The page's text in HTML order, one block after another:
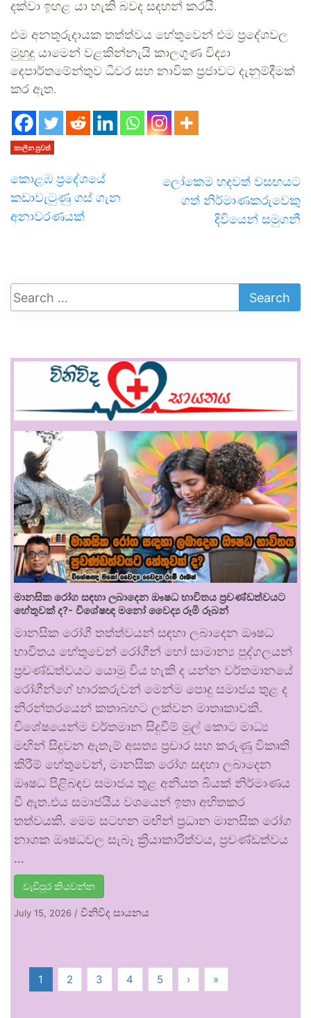
දක්වා ඉහළ යා හැකි බවද සදහන් කරයි.
එම අනතුරුදායක තත්ත්වය හේතුවෙන් එම ප්‍රදේශවල
මුහුදු යාමෙන් වළකින්නැයි කාලගුණ විද්‍යා
දෙපාර්තමේන්තුව ධීවර සහ නාවික ප්‍රජාවට දැනුම්දීමක්
කර ඇත.
කාලීන පුවත්
කොළඹ ප්‍රදේශයේ
කඩාවැටුණු ගස් ගැන
අනාවරණයක්
ලෝකෙම හදවත් වසඟයට
ගත් නිර්මාණකරුවෙකු
දිවියෙන් සමුගනී
මානසික රෝග සඳහා ලබාදෙන ඖෂධ භාවිතය ප්‍රචණ්ඩත්වයට
හේතුවක් ද?- විශේෂඥ මනෝ වෛද්‍ය රූමි රූබන්
මානසික රෝගී තත්ත්වයන් සඳහා ලබාදෙන ඖෂධ
භාවිතය හේතුවෙන් රෝගීන් හෝ සාමාන්‍ය පුද්ගලයන්
ප්‍රචණ්ඩත්වයට යොමු විය හැකි ද යන්න වර්තමානයේ
රෝගීන්ගේ භාරකරුවන් මෙන්ම පොදු සමාජය තුළ ද
නිරන්තරයෙන් කතාබහට ලක්වන මාතෘකාවකි.
විශේෂයෙන්ම වර්තමාන සිදුවීම් මුල් කොට මාධ්‍ය
මඟින් සිදුවන ඇතැම් අසත්‍ය ප්‍රචාර සහ කරුණු විකෘති
කිරීම් හේතුවෙන්, මානසික රෝග සඳහා ලබාදෙන
ඖෂධ පිළිබඳව සමාජය තුළ අනියත බියක් නිර්මාණය
වී ඇත.එය සමාජයීය වශයෙන් ඉතා අහිතකර
තත්වයකි. මෙම සටහන මඟින් ප්‍රධාන මානසික රෝග
නාශක ඖෂධවල සැබෑ ක්‍රියාකාරීත්වය, ප්‍රචණ්ඩත්වය
…
වැඩිපුර කියවන්න
July 15, 2026 / විනිවිද සායනය
1 2 3 4 5 › »